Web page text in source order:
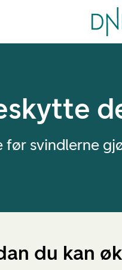
før svindlerne
du kan